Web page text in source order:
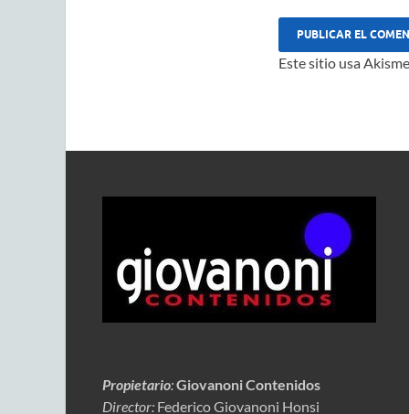
Este sitio usa
Propietario:Giovanoni Contenidos
Director: Federico Giovanoni Honsi